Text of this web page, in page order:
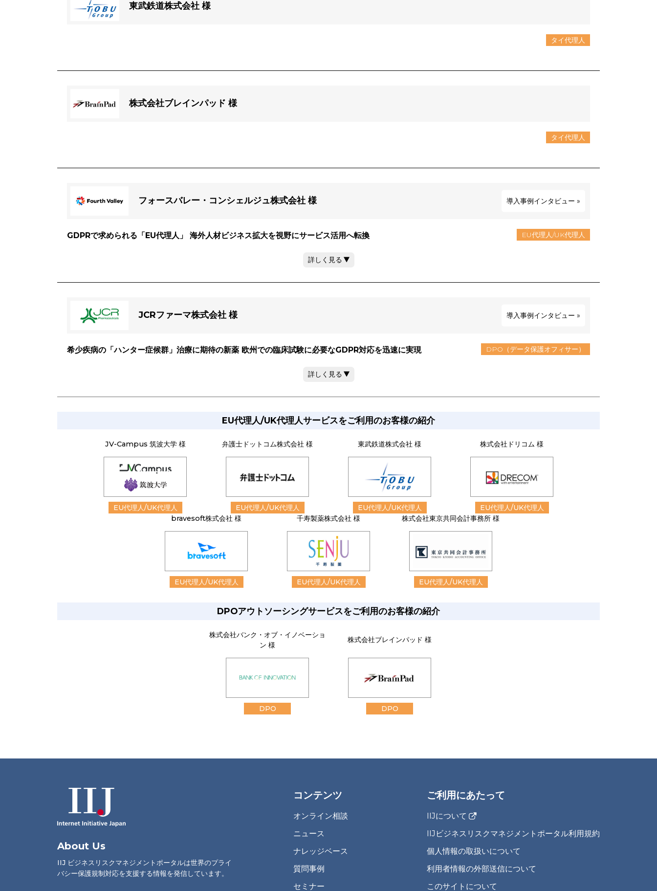
東武鉄道株式会社 様
タイ代理人
株式会社ブレインパッド 様
タイ代理人
フォースバレー・コンシェルジュ株式会社 様 導入事例インタビュー »
GDPRで求められる「EU代理人」 海外人材ビジネス拡大を視野にサービス活用へ転換 EU代理人/UK代理人
詳しく見る
JCRファーマ株式会社 様 導入事例インタビュー »
希少疾病の「ハンター症候群」治療に期待の新薬 欧州での臨床試験に必要なGDPR対応を迅速に実現 DPO（データ保護オフィサー）
詳しく見る
EU代理人/UK代理人サービスをご利用のお客様の紹介
JV-Campus 筑波大学 様
EU代理人/UK代理人
弁護士ドットコム株式会社 様
EU代理人/UK代理人
東武鉄道株式会社 様
EU代理人/UK代理人
株式会社ドリコム 様
EU代理人/UK代理人
bravesoft株式会社 様
EU代理人/UK代理人
千寿製薬株式会社 様
EU代理人/UK代理人
株式会社東京共同会計事務所 様
EU代理人/UK代理人
DPOアウトソーシングサービスをご利用のお客様の紹介
株式会社バンク・オブ・イノベーショ
ン 様
DPO
株式会社ブレインパッド 様
DPO
About Us
IIJ ビジネスリスクマネジメントポータルは世界のプライ
バシー保護規制対応を支援する情報を発信しています。
コンテンツ
オンライン相談
ニュース
ナレッジベース
質問事例
セミナー
ご利用にあたって
IIJについて
IIJビジネスリスクマネジメントポータル利用規約
個人情報の取扱いについて
利用者情報の外部送信について
このサイトについて